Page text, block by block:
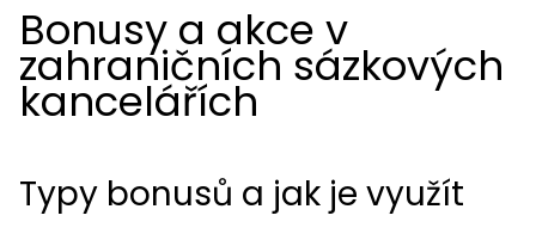
Bonusy a akce v
zahraničních sázkových
kancelářích
Typy bonusů a jak je využít